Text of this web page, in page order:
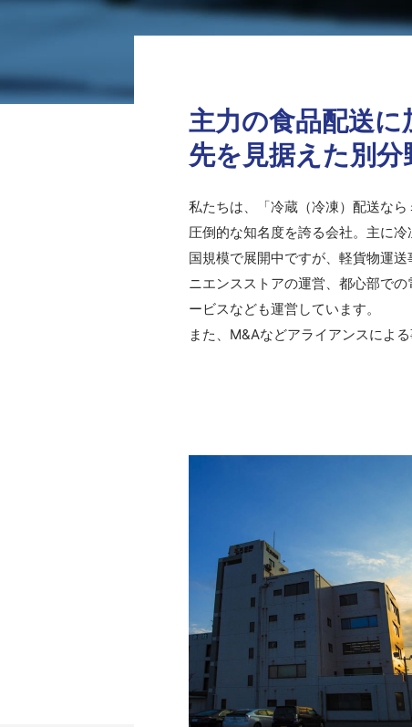
主力の食品配送に
先を見据えた別
私たちは、「冷蔵（冷凍）配送な
圧倒的な知名度を誇る会社。主に
国規模で展開中ですが、軽貨物運
ニエンスストアの運営、都心部で
ービスなども運営しています。
また、M&Aなどアライアンスによ